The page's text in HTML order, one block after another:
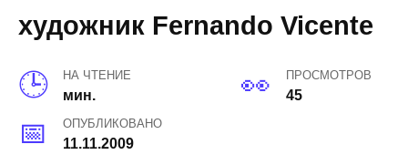
художник Fernando Vicente
НА ЧТЕНИЕ
мин.
ПРОСМОТРОВ
45
ОПУБЛИКОВАНО
11.11.2009